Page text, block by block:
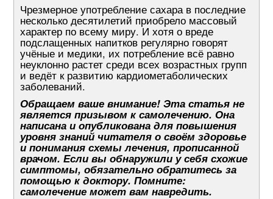
Чрезмерное употребление сахара в последние
несколько десятилетий приобрело массовый
характер по всему миру. И хотя о вреде
подслащенных напитков регулярно говорят
учёные и медики, их потребление всё равно
неуклонно растет среди всех возрастных групп
и ведёт к развитию кардиометаболических
заболеваний.
Обращаем ваше внимание! Эта статья не
является призывом к самолечению. Она
написана и опубликована для повышения
уровня знаний читателя о своём здоровье
и понимания схемы лечения, прописанной
врачом. Если вы обнаружили у себя схожие
симптомы, обязательно обратитесь за
помощью к доктору. Помните:
самолечение может вам навредить.